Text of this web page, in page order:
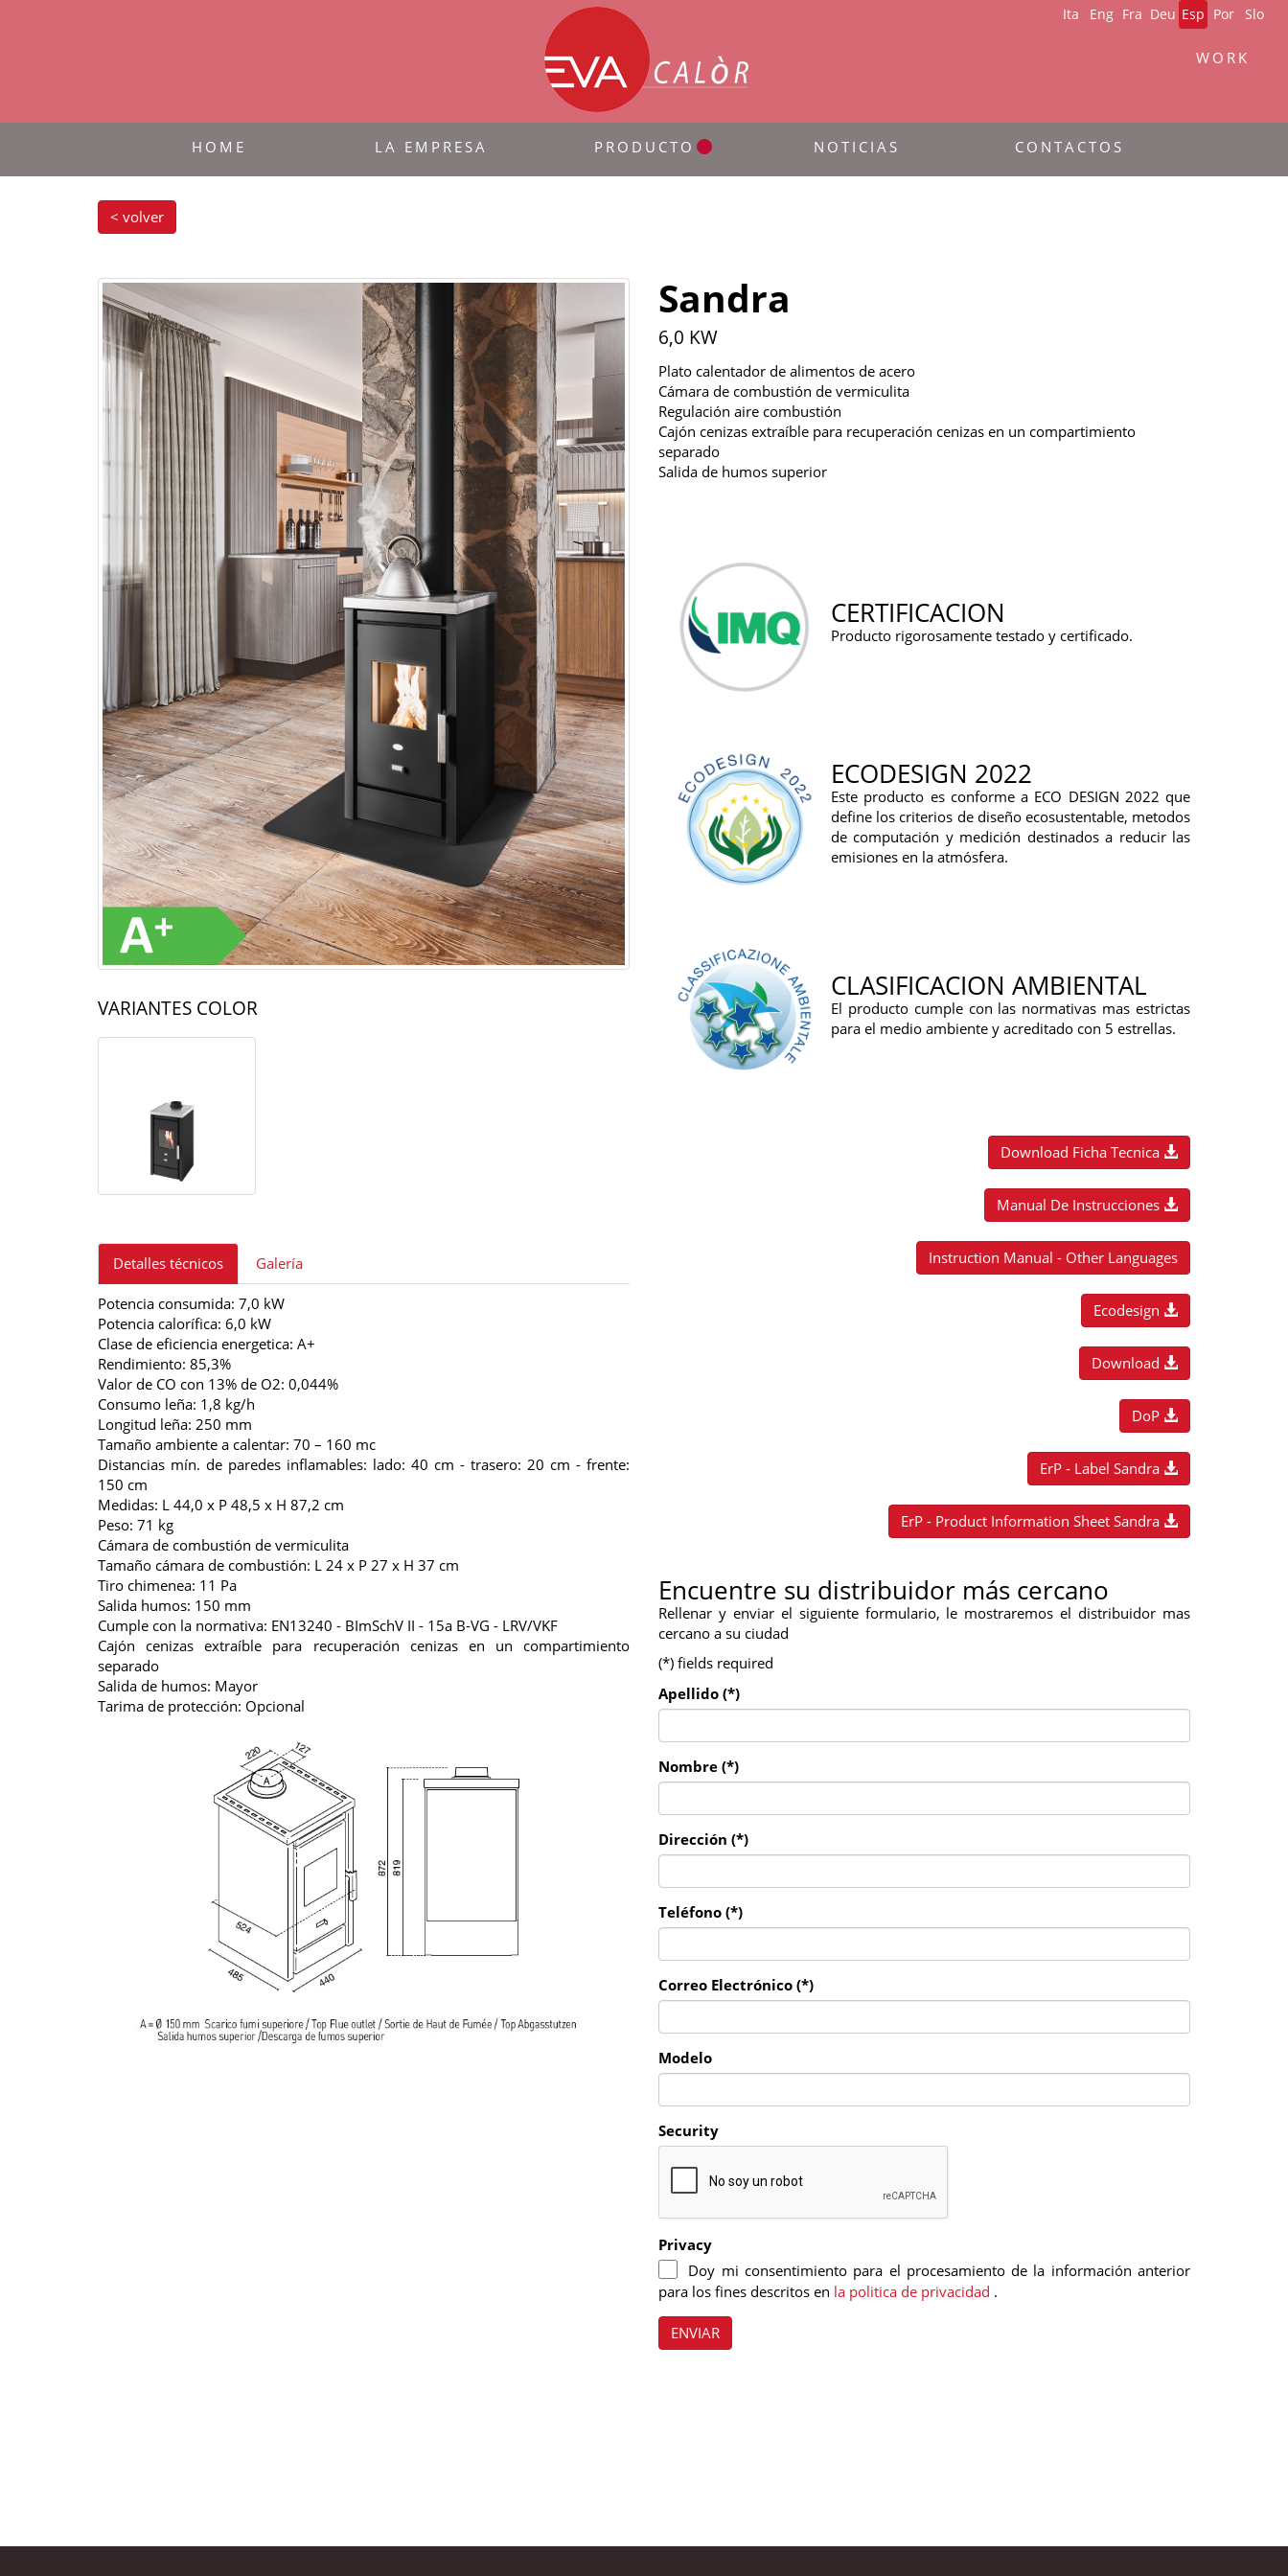
Ita Eng Fra Deu Esp Por Slo
WORK
HOME LA EMPRESA PRODUCTO NOTICIAS CONTACTOS
< volver
VARIANTES COLOR
Detalles técnicos Galería
Potencia consumida: 7,0 kW
Potencia calorífica: 6,0 kW
Clase de eficiencia energetica: A+
Rendimiento: 85,3%
Valor de CO con 13% de O2: 0,044%
Consumo leña: 1,8 kg/h
Longitud leña: 250 mm
Tamaño ambiente a calentar: 70 – 160 mc
Distancias mín. de paredes inflamables: lado: 40 cm - trasero: 20 cm - frente:
150 cm
Medidas: L 44,0 x P 48,5 x H 87,2 cm
Peso: 71 kg
Cámara de combustión de vermiculita
Tamaño cámara de combustión: L 24 x P 27 x H 37 cm
Tiro chimenea: 11 Pa
Salida humos: 150 mm
Cumple con la normativa: EN13240 - BImSchV II - 15a B-VG - LRV/VKF
Cajón cenizas extraíble para recuperación cenizas en un compartimiento
separado
Salida de humos: Mayor
Tarima de protección: Opcional
Sandra
6,0 KW
Plato calentador de alimentos de acero
Cámara de combustión de vermiculita
Regulación aire combustión
Cajón cenizas extraíble para recuperación cenizas en un compartimiento
separado
Salida de humos superior
CERTIFICACION
Producto rigorosamente testado y certificado.
ECODESIGN 2022
Este producto es conforme a ECO DESIGN 2022 que
define los criterios de diseño ecosustentable, metodos
de computación y medición destinados a reducir las
emisiones en la atmósfera.
CLASIFICACION AMBIENTAL
El producto cumple con las normativas mas estrictas
para el medio ambiente y acreditado con 5 estrellas.
Download Ficha Tecnica
Manual De Instrucciones
Instruction Manual - Other Languages
Ecodesign
Download
DoP
ErP - Label Sandra
ErP - Product Information Sheet Sandra
Encuentre su distribuidor más cercano
Rellenar y enviar el siguiente formulario, le mostraremos el distribuidor mas
cercano a su ciudad
(*) fields required
Apellido (*)
Nombre (*)
Dirección (*)
Teléfono (*)
Correo Electrónico (*)
Modelo
Security
Privacy
Doy mi consentimiento para el procesamiento de la información anterior
para los fines descritos en la politica de privacidad .
ENVIAR